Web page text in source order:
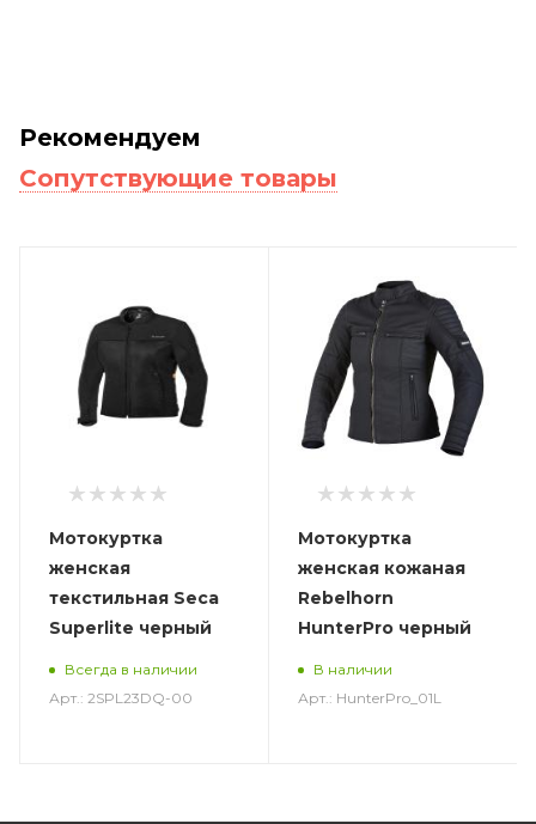
Рекомендуем
Сопутствующие товары
Мотокуртка
женская
текстильная Seca
Superlite черный
Всегда в наличии
Арт.: 2SPL23DQ-00
Мотокуртка
женская кожаная
Rebelhorn
HunterPro черный
В наличии
Арт.: HunterPro_01L